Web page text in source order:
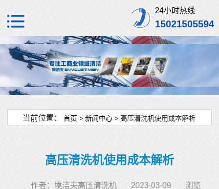
24小时热线
15021505594
当前位置： 首页 > 新闻中心 > 高压清洗机使用成本解析
高压清洗机使用成本解析
作者：境洁夫高压清洗机 2023-03-09
浏览